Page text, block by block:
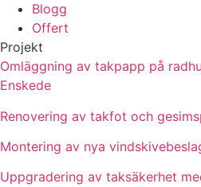
Blogg
Offert
Projekt
Omläggning av takpapp på
Enskede
Renovering av takfot och
Montering av nya
Uppgradering av taksäkerhet